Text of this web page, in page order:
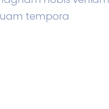
tempora